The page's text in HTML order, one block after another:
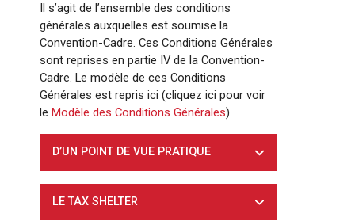
Il s’agit de l’ensemble des conditions
générales auxquelles est soumise la
Convention-Cadre. Ces Conditions Générales
sont reprises en partie IV de la Convention-
Cadre. Le modèle de ces Conditions
Générales est repris ici (cliquez ici pour voir
le Modèle des Conditions Générales).
D’UN POINT DE VUE PRATIQUE
LE TAX SHELTER